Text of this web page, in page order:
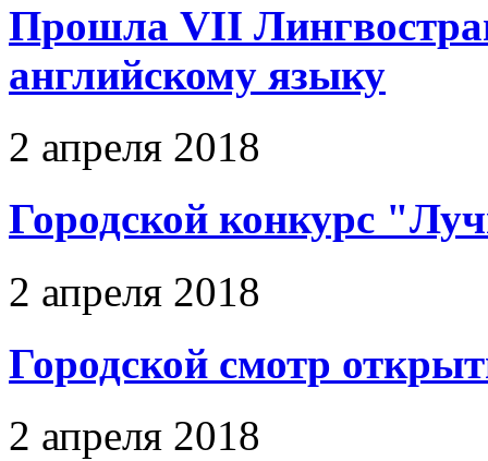
Прошла VII
английскому языку
2 апреля 2018
Городской конкурс
2 апреля 2018
Городской смотр
2 апреля 2018